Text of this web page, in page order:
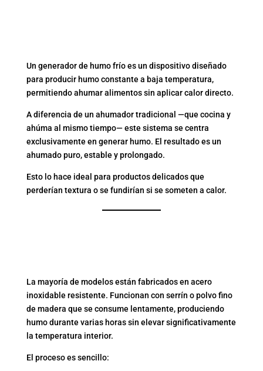
Un generador de humo frío es un dispositivo diseñado
para producir humo constante a baja temperatura,
permitiendo ahumar alimentos sin aplicar calor directo.
A diferencia de un ahumador tradicional —que cocina y
ahúma al mismo tiempo— este sistema se centra
exclusivamente en generar humo. El resultado es un
ahumado puro, estable y prolongado.
Esto lo hace ideal para productos delicados que
perderían textura o se fundirían si se someten a calor.
La mayoría de modelos están fabricados en acero
inoxidable resistente. Funcionan con serrín o polvo fino
de madera que se consume lentamente, produciendo
humo durante varias horas sin elevar significativamente
la temperatura interior.
El proceso es sencillo: